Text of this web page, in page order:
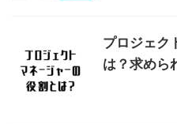
プロジェク
は？求めら